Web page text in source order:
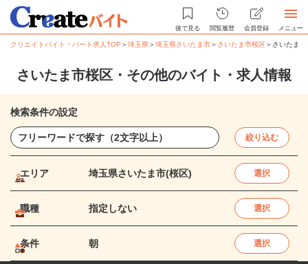
後で見る 閲覧履歴 会員登録 メニュー
クリエイトバイト・パート求人TOP ＞埼玉県＞埼玉県さいたま市＞ さいたま市桜区＞ さいたま
さいたま市桜区・その他のバイト・求人情報
検索条件の設定
絞り込む
エリア 埼玉県さいたま市(桜区) 選択
職種 指定しない 選択
条件 朝 選択